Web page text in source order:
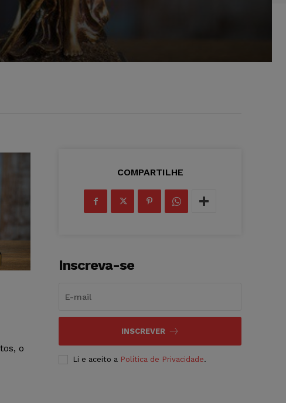
o
COMPARTILHE
Inscreva-se
INSCREVER
Li e aceito a Política de Privacidade.